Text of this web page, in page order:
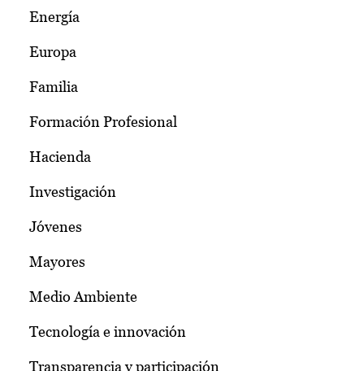
Energía
Europa
Familia
Formación Profesional
Hacienda
Investigación
Jóvenes
Mayores
Medio Ambiente
Tecnología e innovación
Transparencia y participación